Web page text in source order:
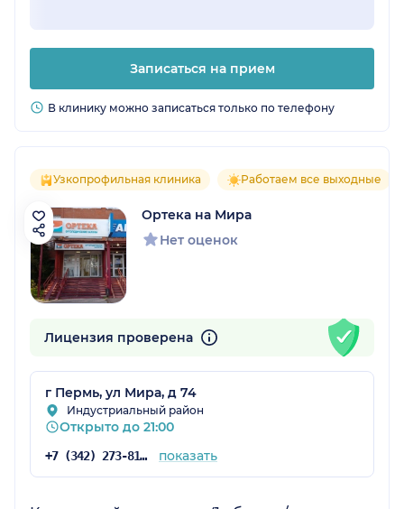
Записаться на прием
В клинику можно записаться только по телефону
Узкопрофильная клиника Работаем все выходные
Ортека на Мира
Нет оценок
Лицензия проверена
г Пермь, ул Мира, д 74
Индустриальный район
Открыто до 21:00
+7 (342) 273-81-41 показать